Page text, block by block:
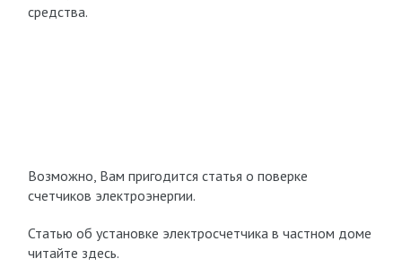
средства.
Возможно, Вам пригодится статья о поверке
счетчиков электроэнергии.
Статью об установке электросчетчика в частном доме
читайте здесь.